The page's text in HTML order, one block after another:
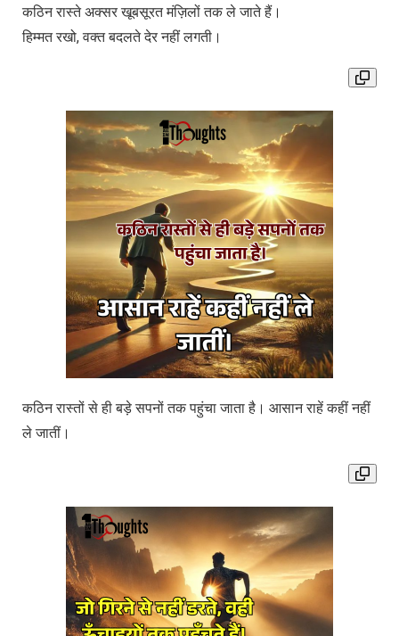
कठिन रास्ते अक्सर खूबसूरत मंज़िलों तक ले जाते हैं।
हिम्मत रखो, वक्त बदलते देर नहीं लगती।
कठिन रास्तों से ही बड़े सपनों तक पहुंचा जाता है। आसान राहें कहीं नहीं
ले जातीं।